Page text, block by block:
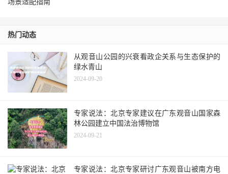
场景适配指南
热门动态
从观音山公园的兴衰看政企关系与生态保护的
绿水青山
2024-09-20
专家说法：北京专家建议在广东观音山国家森
林公园建立中国法治博物馆
2024-09-21
专家说法：北京专家研讨广东观音山被南方电